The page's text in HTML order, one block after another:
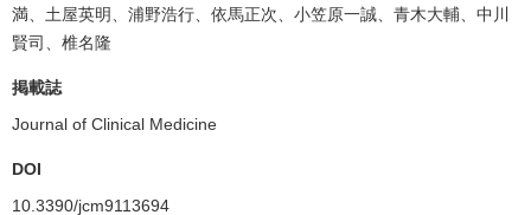
満、土屋英明、浦野浩行、依馬正次、小笠原一誠、青木大輔、中川
賢司、椎名隆
掲載誌
Journal of Clinical Medicine
DOI
10.3390/jcm9113694